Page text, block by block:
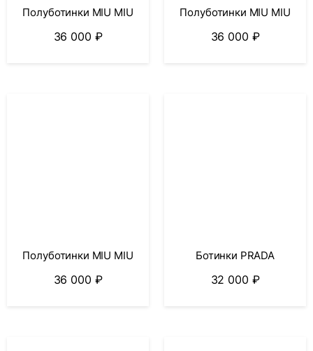
Полуботинки MIU MIU
36 000 ₽
Полуботинки MIU MIU
36 000 ₽
Полуботинки MIU MIU
36 000 ₽
Ботинки PRADA
32 000 ₽